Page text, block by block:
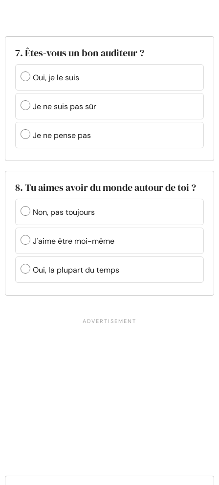
7. Êtes-vous un bon auditeur ?
Oui, je le suis
Je ne suis pas sûr
Je ne pense pas
8. Tu aimes avoir du monde autour de toi ?
Non, pas toujours
J'aime être moi-même
Oui, la plupart du temps